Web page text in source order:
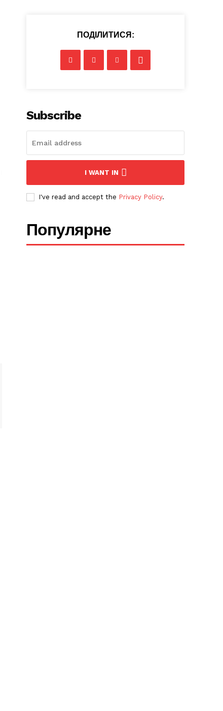
ПОДІЛИТИСЯ:
Subscribe
I WANT IN
I've read and accept the Privacy Policy.
Популярне